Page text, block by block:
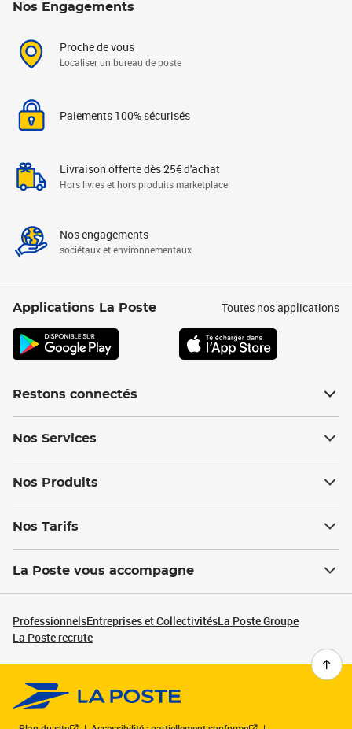
Nos Engagements
Proche de vous
Localiser un bureau de poste
Paiements 100% sécurisés
Livraison offerte dès 25€ d'achat
Hors livres et hors produits marketplace
Nos engagements
sociétaux et environnementaux
Applications La Poste Toutes nos applications
Restons connectés
Nos Services
Nos Produits
Nos Tarifs
La Poste vous accompagne
ProfessionnelsEntreprises et CollectivitésLa Poste Groupe
La Poste recrute